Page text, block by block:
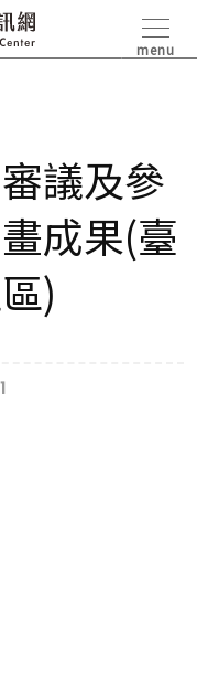
menu
議及參
成果(臺
)